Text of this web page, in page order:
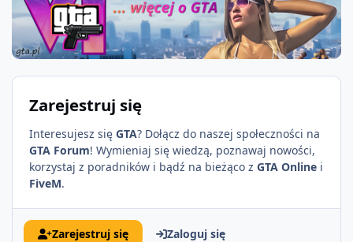
Zarejestruj się
Interesujesz się GTA? Dołącz do naszej społeczności na
GTA Forum! Wymieniaj się wiedzą, poznawaj nowości,
korzystaj z poradników i bądź na bieżąco z GTA Online i
FiveM.
Zarejestruj się
Zaloguj się